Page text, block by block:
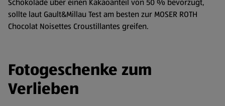
sollte laut Gault&Millau Test am besten zur MOSER ROTH
Chocolat Noisettes Croustillantes greifen.
Fotogeschenke zum
Verlieben